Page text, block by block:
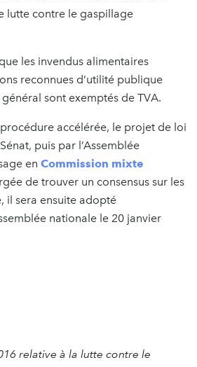
lutte contre le gaspillage
les invendus alimentaires
reconnues d’utilité publique
sont exemptés de TVA.
accélérée, le projet de loi
puis par l’Assemblée
en Commission mixte
de trouver un consensus sur les
il sera ensuite adopté
nationale le 20 janvier
relative à la lutte contre le